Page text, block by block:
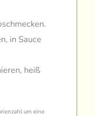
in Sauce
heiß
um eine